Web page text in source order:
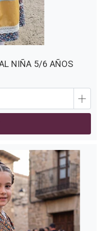
NIÑA 5/6 AÑOS
+